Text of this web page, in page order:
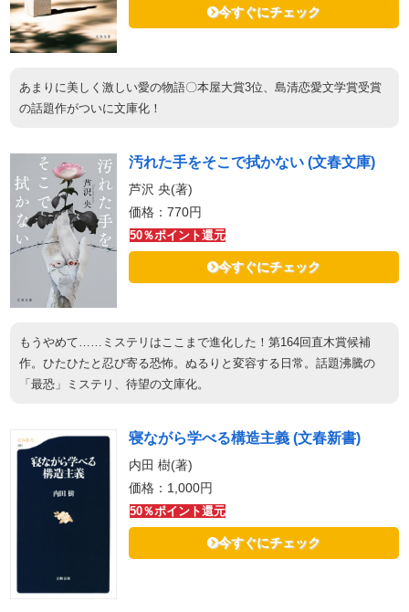
今すぐにチェック
あまりに美しく激しい愛の物語〇本屋大賞3位、島清恋愛文学賞受賞
の話題作がついに文庫化！
汚れた手をそこで拭かない (文春文庫)
芦沢 央(著)
価格：770円
50％ポイント還元
今すぐにチェック
もうやめて……ミステリはここまで進化した！第164回直木賞候補
作。ひたひたと忍び寄る恐怖。ぬるりと変容する日常。話題沸騰の
「最恐」ミステリ、待望の文庫化。
寝ながら学べる構造主義 (文春新書)
内田 樹(著)
価格：1,000円
50％ポイント還元
今すぐにチェック